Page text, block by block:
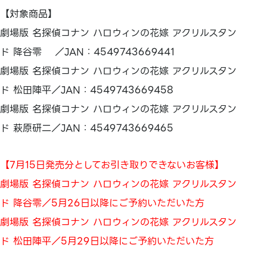
【対象商品】
劇場版 名探偵コナン ハロウィンの花嫁 アクリルスタン
ド 降谷零 ／JAN：4549743669441
劇場版 名探偵コナン ハロウィンの花嫁 アクリルスタン
ド 松田陣平／JAN：4549743669458
劇場版 名探偵コナン ハロウィンの花嫁 アクリルスタン
ド 萩原研二／JAN：4549743669465
【7月15日発売分としてお引き取りできないお客様】
劇場版 名探偵コナン ハロウィンの花嫁 アクリルスタン
ド 降谷零／5月26日以降にご予約いただいた方
劇場版 名探偵コナン ハロウィンの花嫁 アクリルスタン
ド 松田陣平／5月29日以降にご予約いただいた方